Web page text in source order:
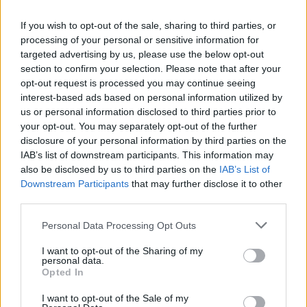
If you wish to opt-out of the sale, sharing to third parties, or
processing of your personal or sensitive information for
targeted advertising by us, please use the below opt-out
section to confirm your selection. Please note that after your
opt-out request is processed you may continue seeing
interest-based ads based on personal information utilized by
us or personal information disclosed to third parties prior to
your opt-out. You may separately opt-out of the further
disclosure of your personal information by third parties on the
IAB’s list of downstream participants. This information may
also be disclosed by us to third parties on the IAB’s List of
Downstream Participants that may further disclose it to other
Personal Data Processing Opt Outs
I want to opt-out of the Sharing of my
personal data.
Opted In
I want to opt-out of the Sale of my
neišeina kaip „šventame rašte“ iškalti, kad jų nebus
Žinios | Lietuvos diena
00:41:58
Viliasi M. Sinkevičiaus lyderystės, tačiau Vyriausybės
programa kelia klausimų: to neturėtų būti
Laidos | ELTA savaitė
00:41:00
M. Lingė, O. Leiputė, D. Griškevičius: ar premjeras
kerštauja?
00:18:27
Politologė nemano, kad turėsime Vyriausybės krizę:
visgi ši situacija atskleidė daug spragų
Laidos | Nauja diena